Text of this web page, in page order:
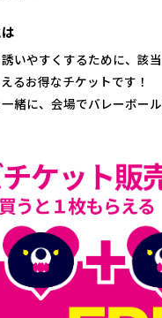
いやすくするために、該
るお得なチケットです！
緒に、会場でバレーボー